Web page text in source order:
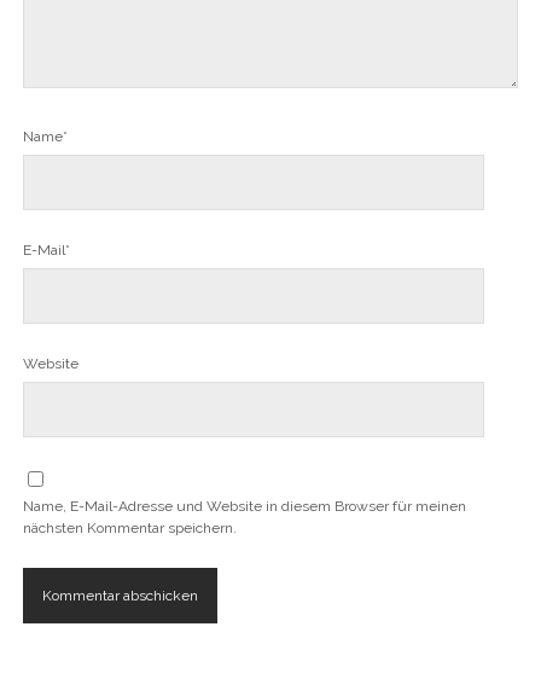
Name*
E-Mail*
Website
Name, E-Mail-Adresse und Website in diesem Browser für meinen
nächsten Kommentar speichern.